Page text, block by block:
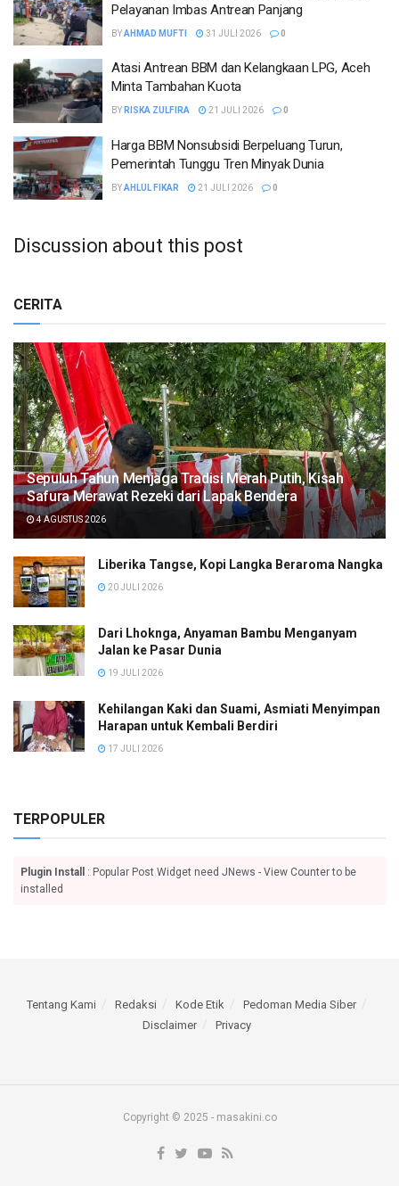
Pelayanan Imbas Antrean Panjang
BYAHMAD MUFTI 31 JULI 2026 0
Atasi Antrean BBM dan Kelangkaan LPG, Aceh
Minta Tambahan Kuota
BY RISKA ZULFIRA 21 JULI 2026 0
Harga BBM Nonsubsidi Berpeluang Turun,
Pemerintah Tunggu Tren Minyak Dunia
BYAHLUL FIKAR 21 JULI 2026 0
Discussion about this post
CERITA
Sepuluh Tahun Menjaga Tradisi Merah Putih, Kisah
Safura Merawat Rezeki dari Lapak Bendera
4 AGUSTUS 2026
Liberika Tangse, Kopi Langka Beraroma Nangka
20 JULI 2026
Dari Lhoknga, Anyaman Bambu Menganyam
Jalan ke Pasar Dunia
19 JULI 2026
Kehilangan Kaki dan Suami, Asmiati Menyimpan
Harapan untuk Kembali Berdiri
17 JULI 2026
TERPOPULER
Plugin Install
: Popular Post Widget need JNews - View Counter to be
installed
Tentang Kami Redaksi Kode Etik
Pedoman Media Siber
Disclaimer
Privacy
Copyright © 2025 - masakini.co